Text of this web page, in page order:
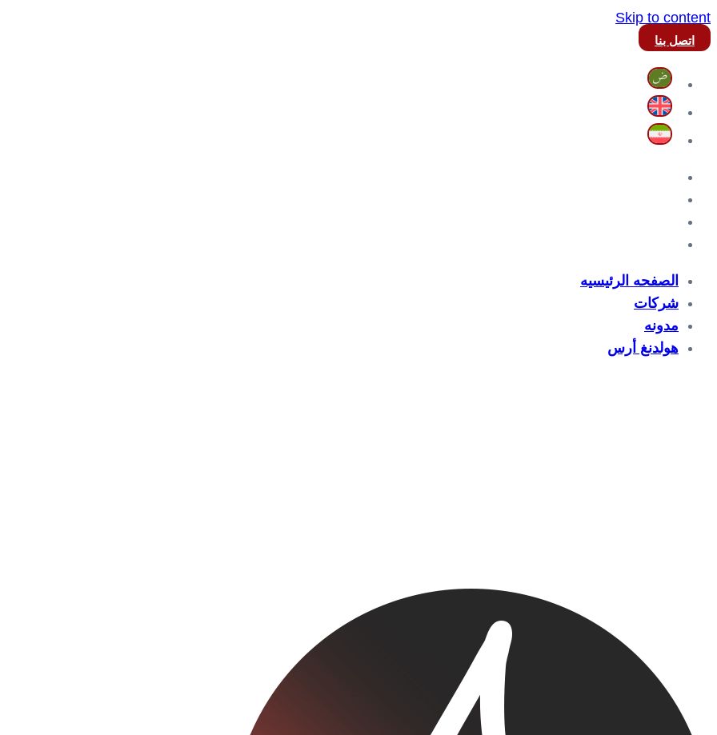
Skip to content
اتصل بنا
الصفحه الرئیسیه
شرکات
مدونه
هولدنغ أرس